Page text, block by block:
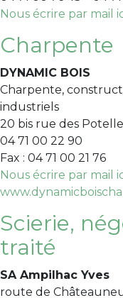
Nous écrire par mail
Charpente
DYNAMIC BOIS
Charpente,
industriels
20 bis rue des
04 71 00 22 90
Fax : 04 71 00 21 76
Nous écrire par mail
Scierie,
traité
SA Ampilhac Yves
route de